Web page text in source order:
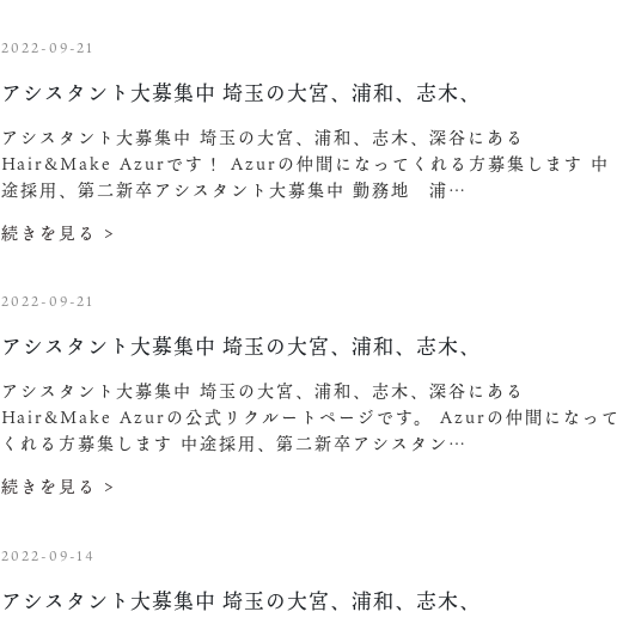
2022-09-21
アシスタント大募集中️ 埼玉の大宮、浦和、志木、
アシスタント大募集中️ 埼玉の大宮、浦和、志木、深谷にある
Hair&Make Azurです！ Azurの仲間になってくれる方募集します︎ 中
途採用、第二新卒アシスタント大募集中 勤務地 浦…
続きを見る >
2022-09-21
アシスタント大募集中️ 埼玉の大宮、浦和、志木、
アシスタント大募集中️ 埼玉の大宮、浦和、志木、深谷にある
Hair&Make Azurの公式リクルートページです。 Azurの仲間になって
くれる方募集します︎ 中途採用、第二新卒アシスタン…
続きを見る >
2022-09-14
アシスタント大募集中️ 埼玉の大宮、浦和、志木、